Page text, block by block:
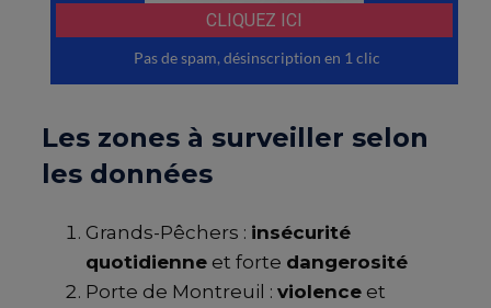
Les zones à surveiller selon
les données
Grands-Pêchers : insécurité
quotidienne et forte dangerosité
Porte de Montreuil : violence et